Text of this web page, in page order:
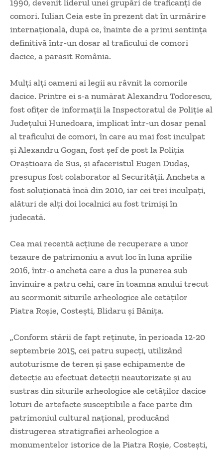
1990, devenit liderul unei grupări de traficanţi de
comori. Iulian Ceia este în prezent dat în urmărire
internaţională, după ce, înainte de a primi sentinţa
definitivă într-un dosar al traficului de comori
dacice, a părăsit România.
Mulţi alţi oameni ai legii au râvnit la comorile
dacice. Printre ei s-a numărat Alexandru Todorescu,
fost ofiţer de informaţii la Inspectoratul de Poliţie al
Judeţului Hunedoara, implicat într-un dosar penal
al traficului de comori, în care au mai fost inculpat
şi Alexandru Gogan, fost şef de post la Poliţia
Orăştioara de Sus, şi afaceristul Eugen Dudaş,
presupus fost colaborator al Securităţii. Ancheta a
fost soluţionată încă din 2010, iar cei trei inculpaţi,
alături de alţi doi localnici au fost trimişi în
judecată.
Cea mai recentă acţiune de recuperare a unor
tezaure de patrimoniu a avut loc în luna aprilie
2016, într-o anchetă care a dus la punerea sub
învinuire a patru cehi, care în toamna anului trecut
au scormonit siturile arheologice ale cetăţilor
Piatra Roşie, Costeşti, Blidaru şi Băniţa.
„Conform stării de fapt reţinute, în perioada 12-20
septembrie 2015, cei patru supecţi, utilizând
autoturisme de teren şi şase echipamente de
detecţie au efectuat detecţii neautorizate şi au
sustras din siturile arheologice ale cetăţilor dacice
loturi de artefacte susceptibile a face parte din
patrimoniul cultural naţional, producând
distrugerea stratigrafiei arheologice a
monumentelor istorice de la Piatra Roşie, Costeşti,